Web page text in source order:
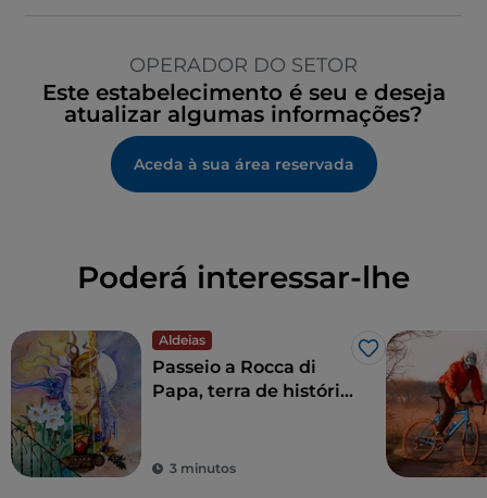
OPERADOR DO SETOR
Este estabelecimento é seu e deseja
atualizar algumas informações?
Aceda à sua área reservada
Poderá interessar-lhe
Aldeias
Gosto
Passeio a Rocca di
Papa, terra de história
3 minutos